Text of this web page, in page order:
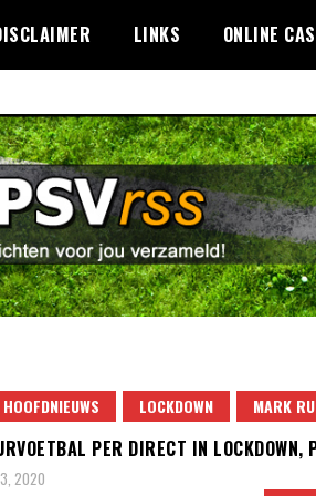
LINKS ONLINE
HOOFDNIEUWS LOCKDOWN MARK
PER DIRECT IN LOCKDOWN,
2020